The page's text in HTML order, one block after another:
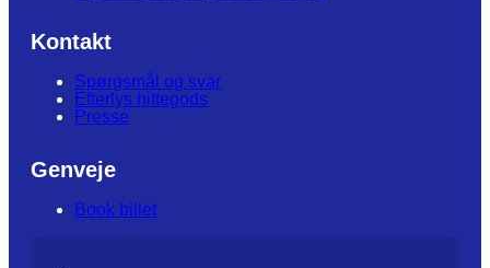
Kontakt
Spørgsmål og svar
Efterlys hittegods
Presse
Genveje
Book billet